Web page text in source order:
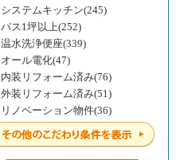
システムキッチン(245)
バス1坪以上(252)
温水洗浄便座(339)
オール電化(47)
内装リフォーム済み(76)
外装リフォーム済み(51)
リノベーション物件(36)